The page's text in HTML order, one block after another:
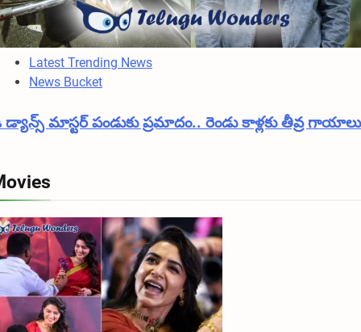
Latest Trending News
News Bucket
డ్యాన్స్ మాస్టర్ పండుకు ప్రమాదం.. రెండు కాళ్లకు తీవ్ర గాయాలు